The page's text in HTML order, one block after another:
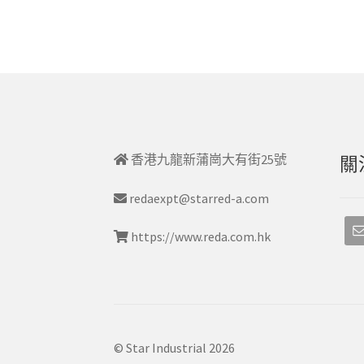
香港九龍新蒲崗大有街25號
redaexpt@starred-a.com
https://www.reda.com.hk
© Star Industrial 2026